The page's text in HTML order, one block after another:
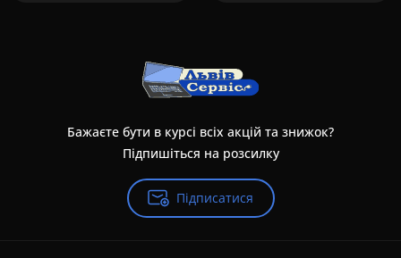
Бажаєте бути в курсі всіх акцій та знижок?
Підпишіться на розсилку
Підписатися